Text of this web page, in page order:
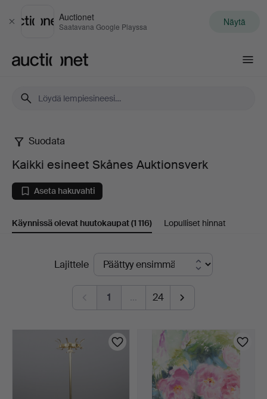
Sulje
Auctionet
Saatavana Google Playssa Näytä
Kaikki
esineet
Skånes
Auktionsverk
Suodata
Kaikki esineet Skånes Auktionsverk
Aseta hakuvahti
Käynnissä olevat huutokaupat(1 116) Lopulliset hinnat
Käynnissä
huutokaupat
Lajittele
1 … 24